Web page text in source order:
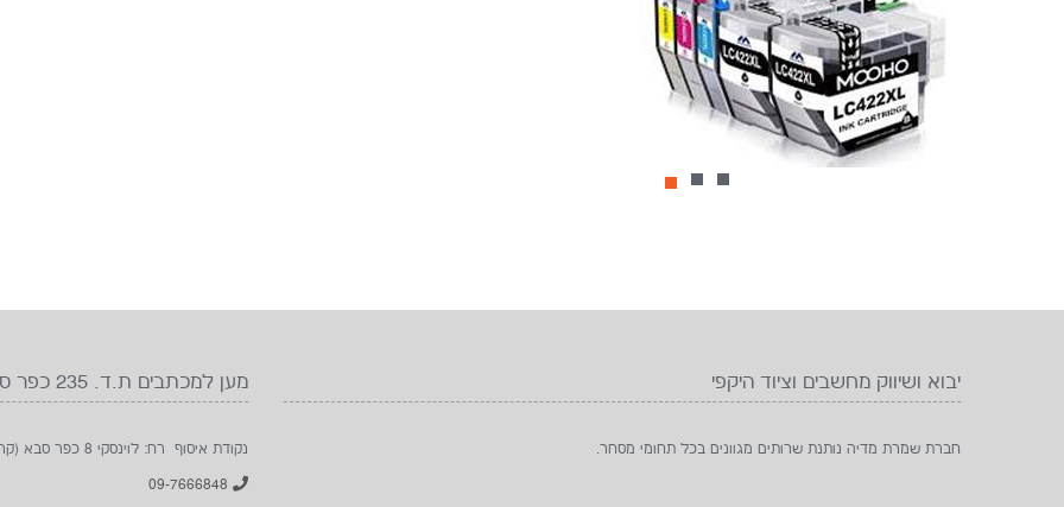
יבוא ושיווק מחשבים וציוד היקפי
חברת שמרת מדיה נותנת שרותים מגוונים בכל תחומי מסחר.
מען למכתבים ת.ד. 235 כפר סבא 4410102
נקודת איסוף רח: לוינסקי 8 כפר סבא (קרוב לבית החולים מאיר), להתקשר לפני הגעה